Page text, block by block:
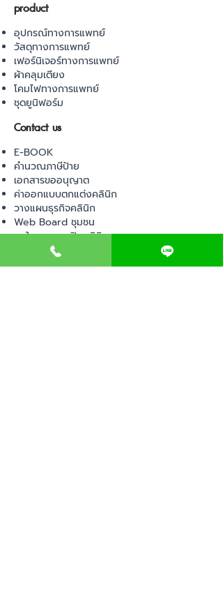
product
อุปกรณ์ทางการแพทย์
วัสดุทางการแพทย์
เฟอร์นิเจอร์ทางการแพทย์
ผ้าคลุมเตียง
โคมไฟทางการแพทย์
ชุดยูนิฟอร์ม
Contact us
E-BOOK
คำนวณภาษีป้าย
เอกสารขออนุญาต
ค่าออกแบบตกแต่งคลินิก
วางแผนธุรกิจคลินิก
Web Board ชุมชน
ขอใบอนุญาตเปิดคลินิก
ภาษีธุรกิจคลินิก
ตรวจสอบรายชื่อแพทย์